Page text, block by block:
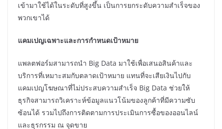
เข้ามาใช้ได้ในระดับที่สูงขึ้น เป็นการยกระดับความสำเร็จของ
พวกเขาได้
แคมเปญเฉพาะและการกำหนดเป้าหมาย
แพลตฟอร์มสามารถนำ Big Data มาใช้เพื่อเสนอสินค้าและ
บริการที่เหมาะสมกับตลาดเป้าหมาย แทนที่จะเสียเงินไปกับ
แคมเปญโฆษณาที่ไม่ประสบความสำเร็จ Big Data ช่วยให้
ธุรกิจสามารถวิเคราะห์ข้อมูลแนวโน้มของลูกค้าที่มีความซับ
ซ้อนได้ รวมไปถึงการติดตามการประเมินการซื้อของออนไลน์
และธุรกรรม ณ จุดขาย